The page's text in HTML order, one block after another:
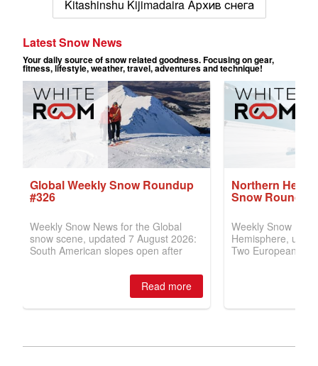
Kitashinshu Kijimadaira Архив снега